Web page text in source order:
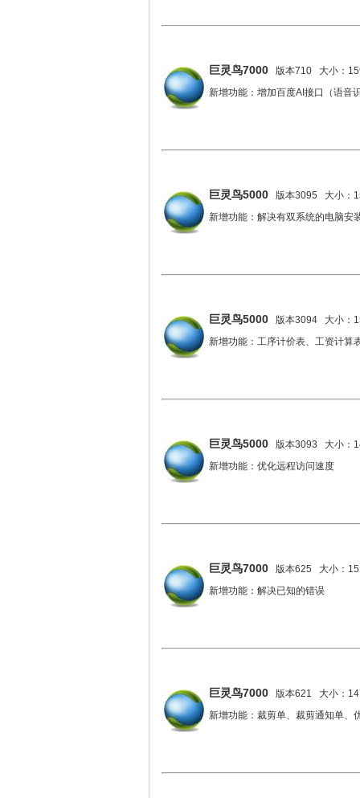
巨灵鸟7000 版本710 大小：
新增功能：增加百度AI接口（语音
巨灵鸟5000 版本3095 大小：
新增功能：解决有双系统的电脑安
巨灵鸟5000 版本3094 大小：
新增功能：工序计价表、工资计算
巨灵鸟5000 版本3093 大小：
新增功能：优化远程访问速度
巨灵鸟7000 版本625 大小：
新增功能：解决已知的错误
巨灵鸟7000 版本621 大小：
新增功能：裁剪单、裁剪通知单、